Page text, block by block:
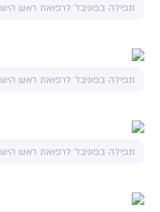
תפילה בפוניבז' לרפואת ראש
תפילה בפוניבז' לרפואת ראש
תפילה בפוניבז' לרפואת ראש